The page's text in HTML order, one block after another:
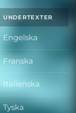
UNDERTEXTER
Engelska
Franska
Italienska
Tyska